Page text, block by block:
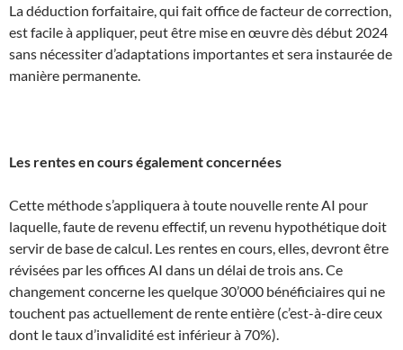
La déduction forfaitaire, qui fait office de facteur de correction,
est facile à appliquer, peut être mise en œuvre dès début 2024
sans nécessiter d’adaptations importantes et sera instaurée de
manière permanente.
Les rentes en cours également concernées
Cette méthode s’appliquera à toute nouvelle rente AI pour
laquelle, faute de revenu effectif, un revenu hypothétique doit
servir de base de calcul. Les rentes en cours, elles, devront être
révisées par les offices AI dans un délai de trois ans. Ce
changement concerne les quelque 30’000 bénéficiaires qui ne
touchent pas actuellement de rente entière (c’est-à-dire ceux
dont le taux d’invalidité est inférieur à 70%).